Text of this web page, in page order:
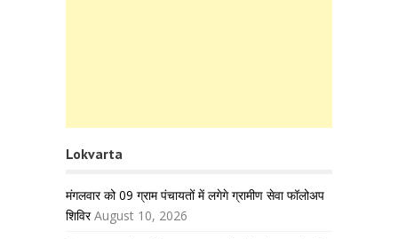
Lokvarta
मंगलवार को 09 ग्राम पंचायतों में लगेगे ग्रामीण सेवा फॉलोअप
शिविर August 10, 2026